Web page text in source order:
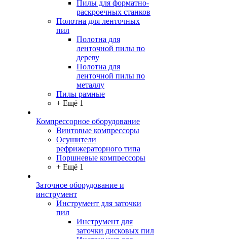
Пилы для форматно-
раскроечных станков
Полотна для ленточных
пил
Полотна для
ленточной пилы по
дереву
Полотна для
ленточной пилы по
металлу
Пилы рамные
+ Ещё 1
Компрессорное оборудование
Винтовые компрессоры
Осушители
рефрижераторного типа
Поршневые компрессоры
+ Ещё 1
Заточное оборудование и
инструмент
Инструмент для заточки
пил
Инструмент для
заточки дисковых пил